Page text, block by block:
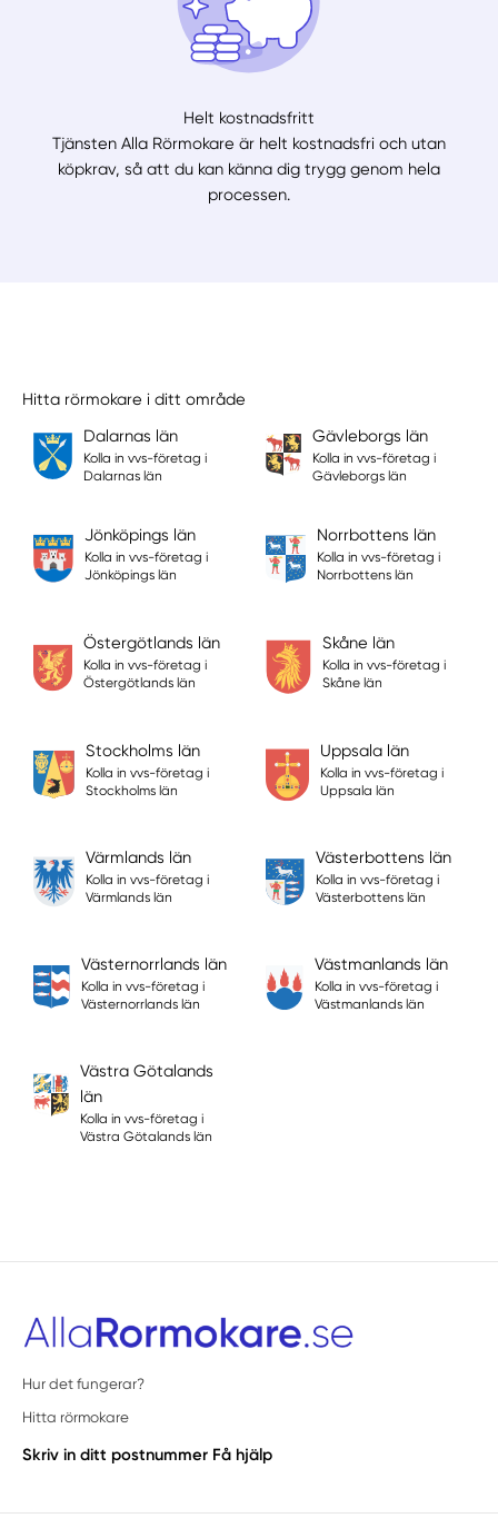
Helt kostnadsfritt
Tjänsten Alla Rörmokare är helt kostnadsfri och utan
köpkrav, så att du kan känna dig trygg genom hela
processen.
Hitta rörmokare i ditt område
Dalarnas län
Kolla in vvs-företag i
Dalarnas län
Gävleborgs län
Kolla in vvs-företag i
Gävleborgs län
Jönköpings län
Kolla in vvs-företag i
Jönköpings län
Norrbottens län
Kolla in vvs-företag i
Norrbottens län
Östergötlands län
Kolla in vvs-företag i
Östergötlands län
Skåne län
Kolla in vvs-företag i
Skåne län
Stockholms län
Kolla in vvs-företag i
Stockholms län
Uppsala län
Kolla in vvs-företag i
Uppsala län
Värmlands län
Kolla in vvs-företag i
Värmlands län
Västerbottens län
Kolla in vvs-företag i
Västerbottens län
Västernorrlands län
Kolla in vvs-företag i
Västernorrlands län
Västmanlands län
Kolla in vvs-företag i
Västmanlands län
Västra Götalands
län
Kolla in vvs-företag i
Västra Götalands län
Hur det fungerar?
Hitta rörmokare
Skriv in ditt postnummer Få hjälp